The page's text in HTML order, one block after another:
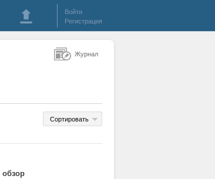
Войти
Регистрация
Сортировать
обзор
Журнал